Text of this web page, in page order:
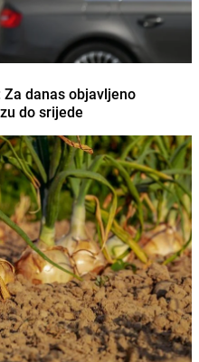
Za danas objavljeno
do srijede